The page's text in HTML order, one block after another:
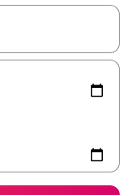
les flèches vers le